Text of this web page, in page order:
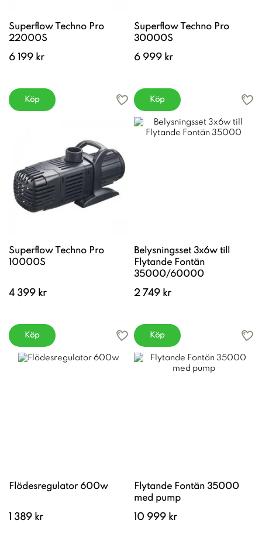
Superflow Techno Pro
22000S
6 199 kr
Köp
Superflow Techno Pro
30000S
6 999 kr
Köp
Superflow Techno Pro
10000S
4 399 kr
Köp
Belysningsset 3x6w till
Flytande Fontän
35000/60000
2 749 kr
Köp
Flödesregulator 600w
1 389 kr
Flytande Fontän 35000
med pump
10 999 kr